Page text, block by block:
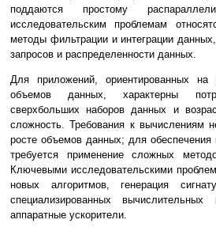
поддаются простому
исследовательским проблемам
методы фильтрации и интеграции
запросов и распределенности данных.
Для приложений, ориентированных на
объемов данных, характерны
сверхбольших наборов данных и
сложность. Требования к вычислениям
росте объемов данных; для обеспечения
требуется применение сложных
Ключевыми исследовательскими
новых алгоритмов, генерация
специализированных
аппаратные ускорители.